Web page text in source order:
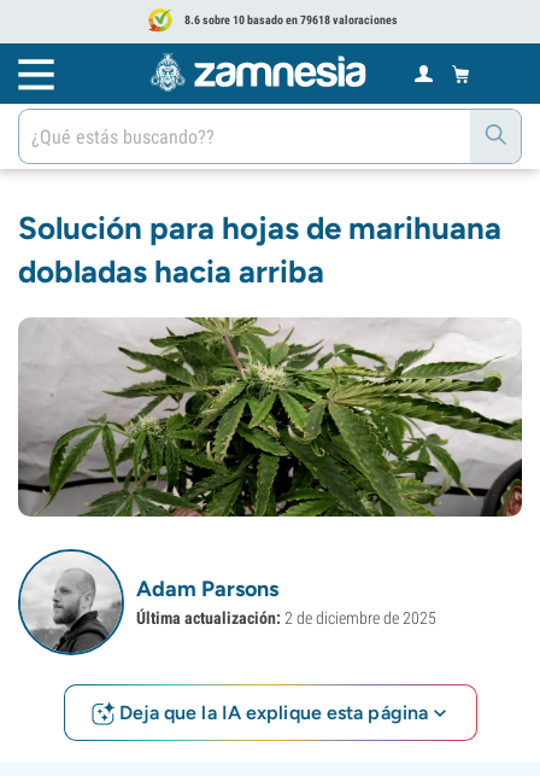
8.6 sobre 10 basado en 79618 valoraciones
Solución para hojas de marihuana
dobladas hacia arriba
Adam Parsons
Última actualización: 2 de diciembre de 2025
Deja que la IA explique esta página